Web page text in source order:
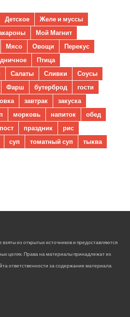
Детское
Желе и муссы
Мой Магнит
Мясо Овощи
Перекус
Птица
Салаты Сливки
Соусы
Фарш бутерброд
гости
завтрак
закуска
морковь напиток
обед
пост праздник
рис
суп томатный суп
тыква
из открытых источников и предоставляются
целях. Права на материалы принадлежат их
ответственности за содержание материала